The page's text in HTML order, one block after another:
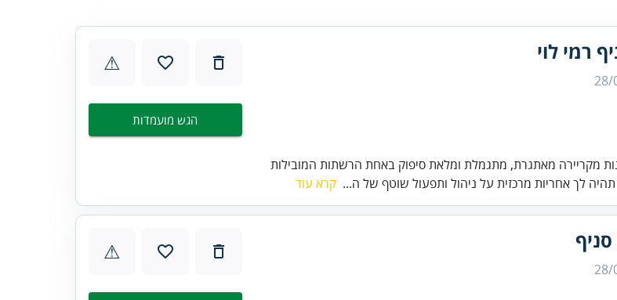
רמי לוי
28/
מקריירה מאתגרת, מתגמלת ומלאת סיפוק באחת הרשתות המובילות
לך אחריות מרכזית על ניהול ותפעול שוטף של ה... קרא עוד
⚠
הגש מועמדות
28/
⚠